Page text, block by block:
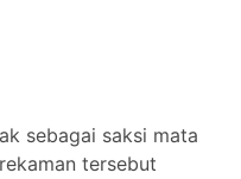
sebagai saksi mata
tersebut